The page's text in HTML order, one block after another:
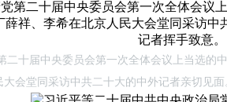
届中央委员会第一次全体会议上当选的
会堂同采访中共二十大的中外记者亲切见